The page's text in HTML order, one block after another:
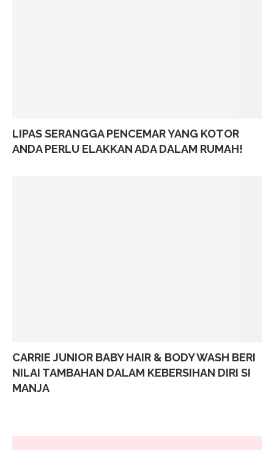
LIPAS SERANGGA PENCEMAR YANG KOTOR
ANDA PERLU ELAKKAN ADA DALAM RUMAH!
CARRIE JUNIOR BABY HAIR & BODY WASH BERI
NILAI TAMBAHAN DALAM KEBERSIHAN DIRI SI
MANJA